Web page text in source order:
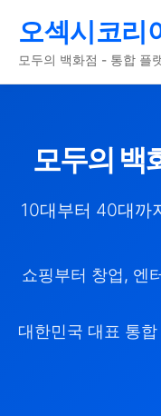
오섹시코리
모두의 백화점 - 통합 플
모두의 백
10대부터 40대까
쇼핑부터 창업, 엔
대한민국 대표 통